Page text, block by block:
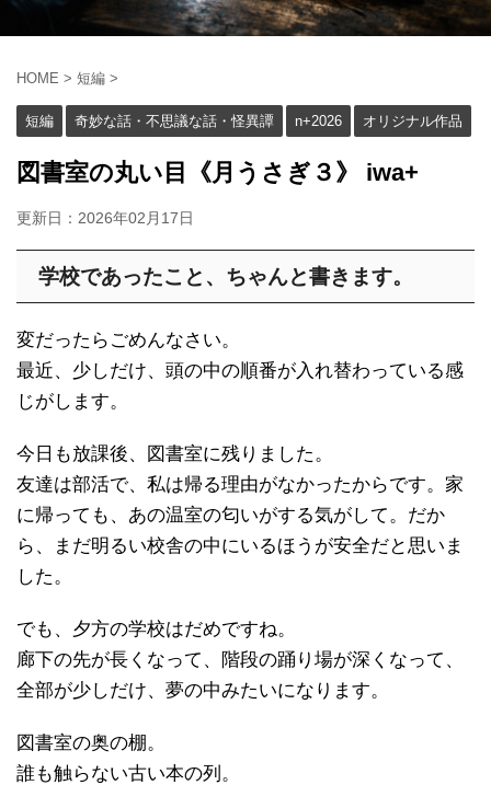
HOME > 短編 >
短編 奇妙な話・不思議な話・怪異譚 n+2026 オリジナル作品
図書室の丸い目《月うさぎ３》 iwa+
更新日： 2026年02月17日
学校であったこと、ちゃんと書きます。
変だったらごめんなさい。
最近、少しだけ、頭の中の順番が入れ替わっている感
じがします。
今日も放課後、図書室に残りました。
友達は部活で、私は帰る理由がなかったからです。家
に帰っても、あの温室の匂いがする気がして。だか
ら、まだ明るい校舎の中にいるほうが安全だと思いま
した。
でも、夕方の学校はだめですね。
廊下の先が長くなって、階段の踊り場が深くなって、
全部が少しだけ、夢の中みたいになります。
図書室の奥の棚。
誰も触らない古い本の列。